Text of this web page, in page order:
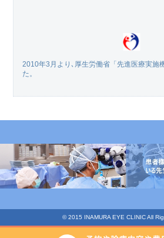
2010年3月より､厚生労働省「先進医療実施
た。
© 2015 INAMURA EYE CLINIC All